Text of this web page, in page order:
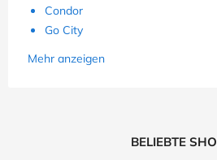
Condor
Go City
Mehr anzeigen
BELIEBTE